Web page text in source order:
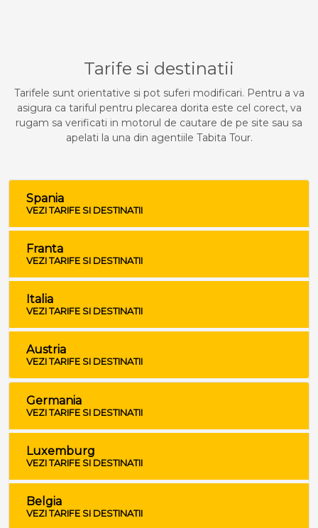
Tarife si destinatii
Tarifele sunt orientative si pot suferi modificari. Pentru a va
asigura ca tariful pentru plecarea dorita este cel corect, va
rugam sa verificati in motorul de cautare de pe site sau sa
apelati la una din agentiile Tabita Tour.
Spania
VEZI TARIFE SI DESTINATII
Franta
VEZI TARIFE SI DESTINATII
Italia
VEZI TARIFE SI DESTINATII
Austria
VEZI TARIFE SI DESTINATII
Germania
VEZI TARIFE SI DESTINATII
Luxemburg
VEZI TARIFE SI DESTINATII
Belgia
VEZI TARIFE SI DESTINATII